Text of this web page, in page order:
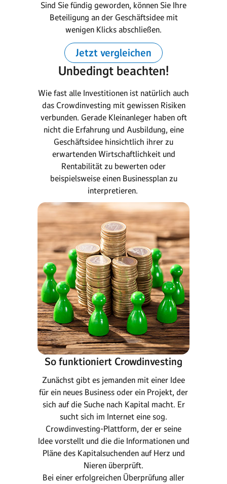
Sind Sie fündig geworden, können Sie Ihre
Beteiligung an der Geschäftsidee mit
wenigen Klicks abschließen.
Jetzt vergleichen
Unbedingt beachten!
Wie fast alle Investitionen ist natürlich auch
das Crowdinvesting mit gewissen Risiken
verbunden. Gerade Kleinanleger haben oft
nicht die Erfahrung und Ausbildung, eine
Geschäftsidee hinsichtlich ihrer zu
erwartenden Wirtschaftlichkeit und
Rentabilität zu bewerten oder
beispielsweise einen Businessplan zu
interpretieren.
So funktioniert Crowdinvesting
Zunächst gibt es jemanden mit einer Idee
für ein neues Business oder ein Projekt, der
sich auf die Suche nach Kapital macht. Er
sucht sich im Internet eine sog.
Crowdinvesting-Plattform, der er seine
Idee vorstellt und die die Informationen und
Pläne des Kapitalsuchenden auf Herz und
Nieren überprüft.
Bei einer erfolgreichen Überprüfung aller